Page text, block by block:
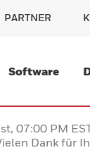
PARTNER
Software
PM
Dank für